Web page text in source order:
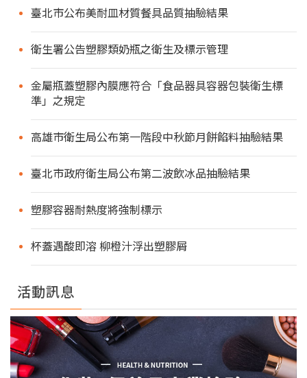
臺北市公布美耐皿材質餐具品質抽驗結果
衛生署公告塑膠類奶瓶之衛生及標示管理
金屬瓶蓋塑膠內膜應符合「食品器具容器包裝衛生標
準」之規定
高雄市衛生局公布第一階段中秋節月餅餡料抽驗結果
臺北市政府衛生局公布第二波飲冰品抽驗結果
塑膠容器耐熱度將強制標示
杯蓋遇酸即溶 柳橙汁浮出塑膠屑
活動訊息